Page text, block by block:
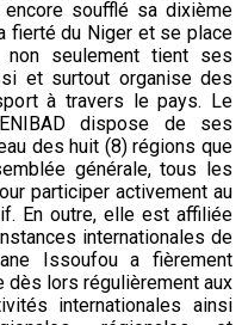
encore soufflé sa dixième
fierté du Niger et se place
seulement tient ses
et surtout organise des
à travers le pays. Le
dispose de ses
des huit (8) régions que
générale, tous les
participer activement au
En outre, elle est affiliée
internationales de
Issoufou a fièrement
dès lors régulièrement aux
internationales ainsi